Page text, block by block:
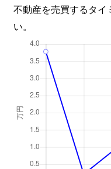
不動産を売買するタイ
い。